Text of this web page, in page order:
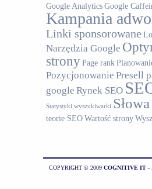
Google AnalyticsGoogle
Kampania
Linki sponsorowane
Narzędzia Google
stronyPage rank
Pozycjonowanie Presell
google Rynek SEO
Statystyki wyszukiwarki
teorie SEOWartość strony
COPYRIGHT © 2009 COGNITIVE IT -